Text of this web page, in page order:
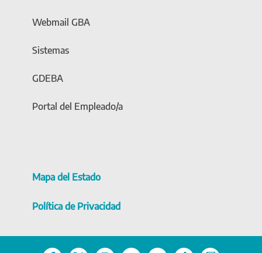
Webmail GBA
Sistemas
GDEBA
Portal del Empleado/a
Mapa del Estado
Política de Privacidad